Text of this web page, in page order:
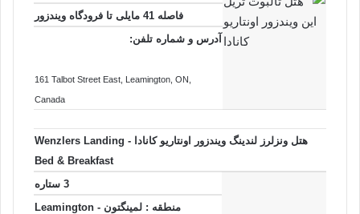
فاصله 41 مایلی تا فرودگاه ویندزور
آدرس و شماره تلفن:
161 Talbot Street East , Leamington , ON
Canada
هتل ونزلرز لندینگ ویندزور اونتاریو کانادا - Wenzlers Landing
Bed & Breakfast
3 ستاره
منطقه : لمینگتون - Leamington